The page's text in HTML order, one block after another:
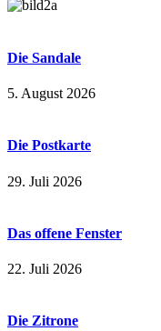
Die Sandale
5. August 2026
Die Postkarte
29. Juli 2026
Das offene Fenster
22. Juli 2026
Die Zitrone